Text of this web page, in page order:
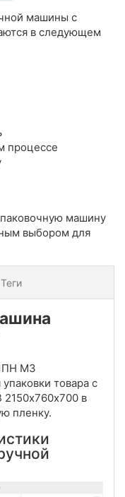
машины с
в следующем
процессе
машину
выбором для
Теги
М3
товара с
в
пленку.